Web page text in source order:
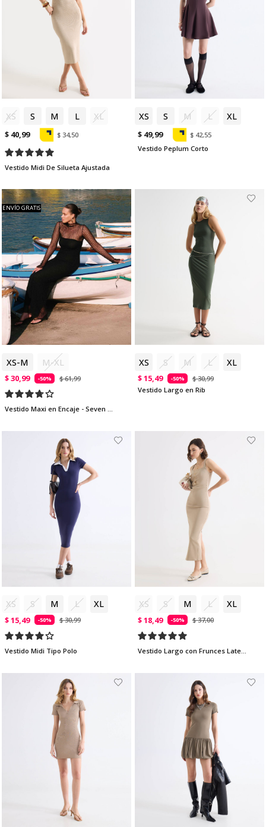
XS S M L XL
$ 40,99 $ 34,50
Vestido Midi De Silueta Ajustada
XS S M L XL
$ 49,99
$ 42,55
Vestido Peplum Corto
XS-M M-XL
ENVÍO GRATIS
$ 30,99 -50% $ 61,99
Vestido Maxi en Encaje - Seven Studio | Maygel Coronel
XS S M L XL
$ 15,49 -50%
$ 30,99
Vestido Largo en Rib
XS S M L XL
$ 15,49 -50% $ 30,99
Vestido Midi Tipo Polo
XS S M L XL
$ 18,49 -50% $ 37,00
Vestido Largo con Frunces Laterales